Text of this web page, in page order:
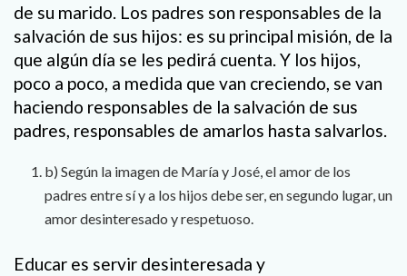
de su marido. Los padres son responsables de la
salvación de sus hijos: es su principal misión, de la
que algún día se les pedirá cuenta. Y los hijos,
poco a poco, a medida que van creciendo, se van
haciendo responsables de la salvación de sus
padres, responsables de amarlos hasta salvarlos.
b) Según la imagen de María y José, el amor de los
padres entre sí y a los hijos debe ser, en segundo lugar, un
amor desinteresado y respetuoso.
Educar es servir desinteresada y